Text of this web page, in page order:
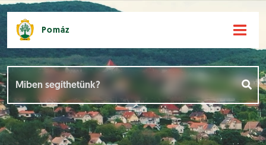
Pomáz
Események []